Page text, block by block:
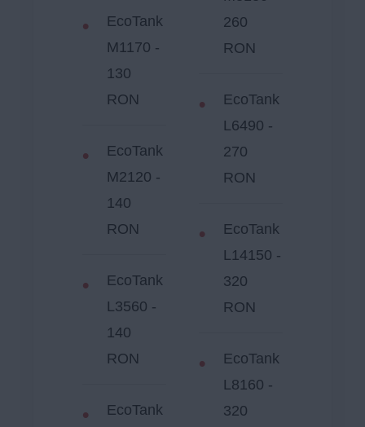
EcoTank
M1170 -
130
RON
EcoTank
M2120 -
140
RON
EcoTank
L3560 -
140
RON
EcoTank
260
RON
EcoTank
L6490 -
270
RON
EcoTank
L14150 -
320
RON
EcoTank
L8160 -
320